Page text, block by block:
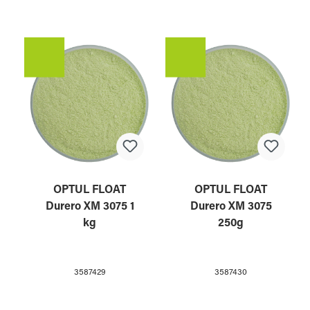
OPTUL FLOAT
Durero XM 3075 1
kg
3587429
OPTUL FLOAT
Durero XM 3075
250g
3587430